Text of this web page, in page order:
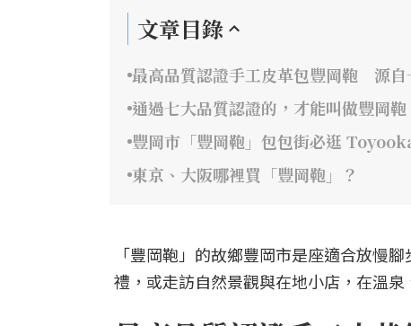
文章目錄
最高品質認證手工皮革包豐岡鞄 源自
通過七大品質認證的，才能叫做豐岡鞄
豐岡市「豐岡鞄」包包街必逛
東京、大阪哪裡買「豐岡鞄」？
「豐岡鞄」的故鄉豐岡市是座適合放慢
禮，或走訪自然景觀與在地小店，在溫